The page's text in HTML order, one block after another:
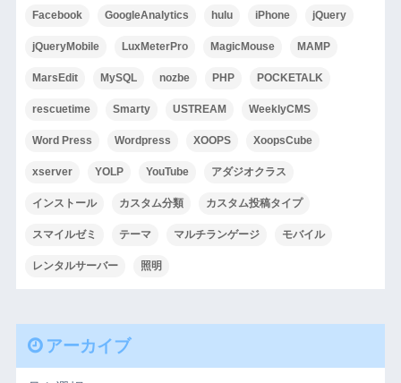
Facebook GoogleAnalytics hulu iPhone jQuery
jQueryMobile LuxMeterPro MagicMouse MAMP
MarsEdit MySQL nozbe PHP POCKETALK
rescuetime Smarty USTREAM WeeklyCMS
Word Press Wordpress XOOPS XoopsCube
xserver YOLP YouTube アダジオクラス
インストール カスタム分類 カスタム投稿タイプ
スマイルゼミ テーマ マルチランゲージ モバイル
レンタルサーバー 照明
アーカイブ